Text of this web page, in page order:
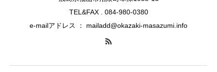
TEL&FAX . 084-980-0380
e-mailアドレス ： mailadd@okazaki-masazumi.info